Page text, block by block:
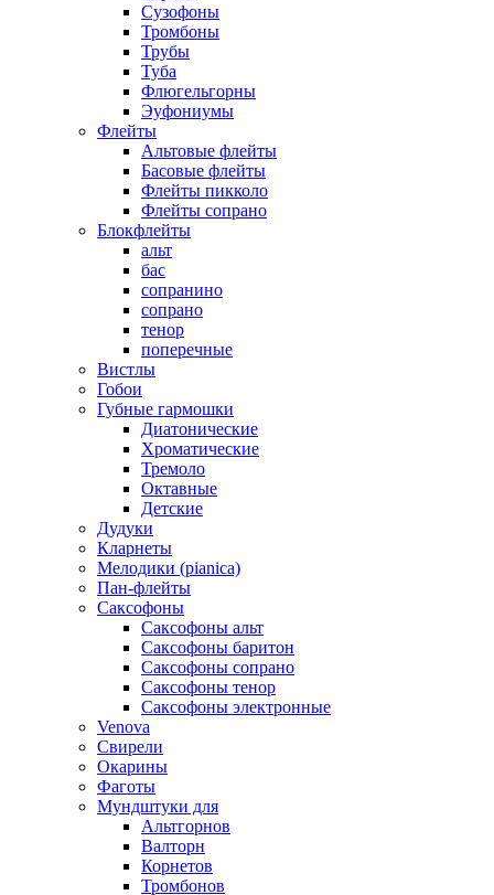
Сузофоны
Тромбоны
Трубы
Туба
Флюгельгорны
Эуфониумы
Флейты
Альтовые флейты
Басовые флейты
Флейты пикколо
Флейты сопрано
Блокфлейты
альт
бас
сопранино
сопрано
тенор
поперечные
Вистлы
Гобои
Губные гармошки
Диатонические
Хроматические
Тремоло
Октавные
Детские
Дудуки
Кларнеты
Мелодики (pianica)
Пан-флейты
Саксофоны
Саксофоны альт
Саксофоны баритон
Саксофоны сопрано
Саксофоны тенор
Саксофоны электронные
Venova
Свирели
Окарины
Фаготы
Мундштуки для
Альтгорнов
Валторн
Корнетов
Тромбонов